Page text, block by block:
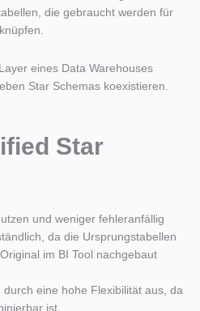
die gebraucht werden für
eines Data Warehouses
Star Schemas koexistieren.
Star
und weniger fehleranfällig
da die Ursprungstabellen
im BI Tool nachgebaut
durch eine hohe Flexibilität aus, da
ist